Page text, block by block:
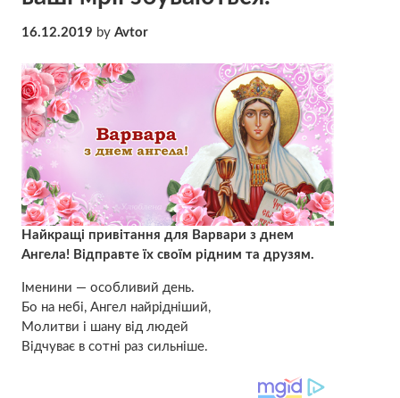
16.12.2019 by Avtor
Найкращі привітання для Варвари з днем
Ангела! Відправте їх своїм рідним та друзям.
Іменини — особливий день.
Бо на небі, Ангел найрідніший,
Молитви і шану від людей
Відчуває в сотні раз сильніше.